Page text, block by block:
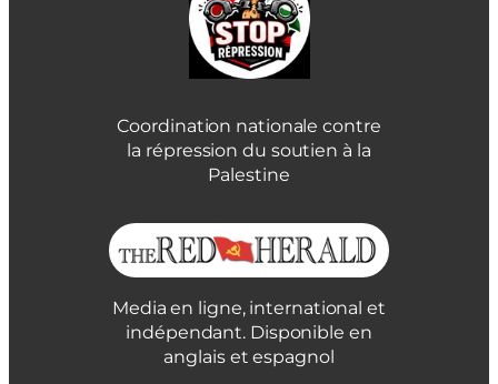
Coordination nationale contre
la répression du soutien à la
Palestine
Media en ligne, international et
indépendant. Disponible en
anglais et espagnol